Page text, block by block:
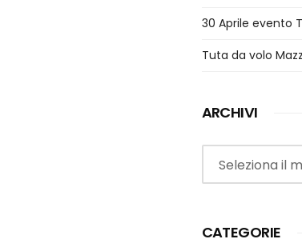
30 Aprile evento
Tuta da volo
ARCHIVI
Archivi
CATEGORIE